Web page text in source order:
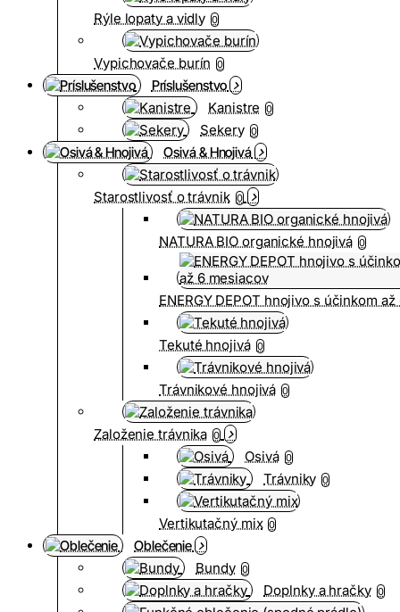
Rýle lopaty a vidly 0
Vypichovače burín 0
Príslušenstvo
Kanistre 0
Sekery 0
Osivá & Hnojivá
Starostlivosť o trávnik 0
NATURA BIO organické hnojivá 0
ENERGY DEPOT hnojivo s účinkom
Tekuté hnojivá 0
Trávnikové hnojivá 0
Založenie trávnika 0
Osivá 0
Trávniky 0
Vertikutačný mix 0
Oblečenie
Bundy 0
Doplnky a hračky 0